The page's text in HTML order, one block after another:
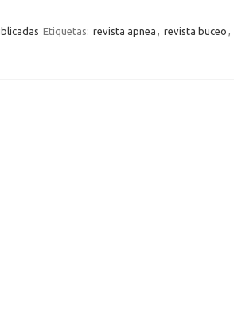
Etiquetas: revista apnea , revista buceo ,